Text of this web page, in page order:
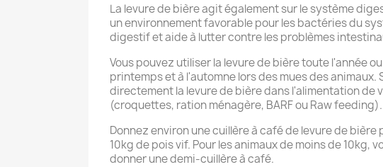
La levure de bière agit également sur le système
un environnement favorable pour les bactéries du
digestif et aide à lutter contre les problèmes
Vous pouvez utiliser la levure de bière toute l'année
printemps et à l'automne lors des mues des animaux.
directement la levure de bière dans l'alimentation de
(croquettes, ration ménagère, BARF ou Raw feeding).
Donnez environ une cuillère à café de levure de bière
10kg de pois vif. Pour les animaux de moins de 10kg,
donner une demi-cuillère à café.